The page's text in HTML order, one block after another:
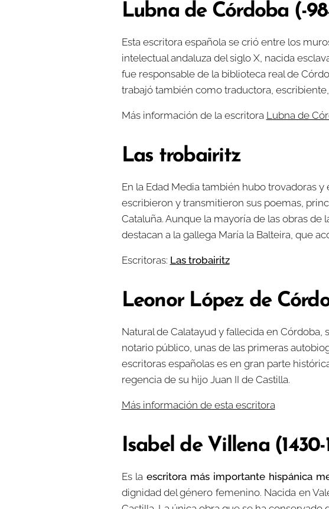
Lubna de Córdoba (-
Esta escritora española se crió entre los
intelectual andaluza del siglo X, nacida
fue responsable de la biblioteca real de
trabajó también como traductora,
Más información de la escritora Lubna de
Las trobairitz
En la Edad Media también hubo trovadoras
escribieron y transmitieron sus poemas,
Cataluña. Aunque la mayoría de las obras
destacan a la gallega María la Balteira, que
Escritoras: Las trobairitz
Leonor López de
Natural de Calatayud y fallecida en
notario público, unas de las primeras
escritoras españolas es en gran parte
regencia de su hijo Juan II de Castilla.
Más información de esta escritora
Isabel de Villena (1430-
Es laescritora más importante hispánica
dignidad del género femenino. Nacida en